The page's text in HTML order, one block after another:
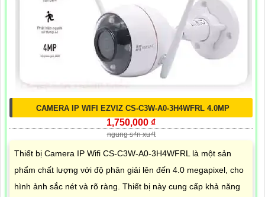
CAMERA IP WIFI EZVIZ CS-C3W-A0-3H4WFRL 4.0MP
1,750,000 ₫
ngung s₫n xu₫t
Thiết bị Camera IP Wifi CS-C3W-A0-3H4WFRL là một sản
phẩm chất lượng với độ phân giải lên đến 4.0 megapixel, cho
hình ảnh sắc nét và rõ ràng. Thiết bị này cung cấp khả năng